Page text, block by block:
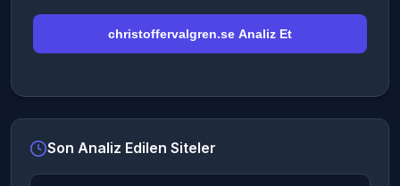
christoffervalgren.se Analiz Et
Son Analiz Edilen Siteler